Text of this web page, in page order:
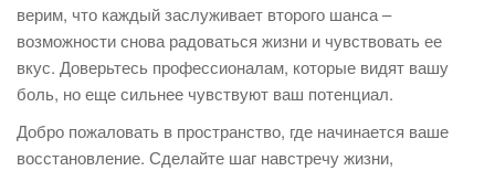
верим, что каждый заслуживает второго шанса –
возможности снова радоваться жизни и чувствовать ее
вкус. Доверьтесь профессионалам, которые видят вашу
боль, но еще сильнее чувствуют ваш потенциал.
Добро пожаловать в пространство, где начинается ваше
восстановление. Сделайте шаг навстречу жизни,